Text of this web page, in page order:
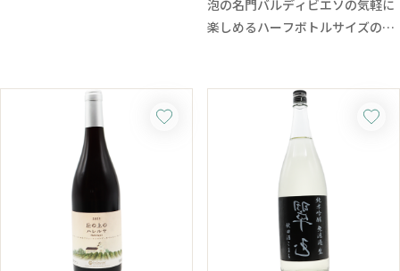
クや炭酸割り、お湯割りまで幅広
く楽しめ、アイスやシャーベット
などのデザートにかけるのもお勧
特にジンとの相性が抜群で、シン
プルにジン＋炭酸と一緒に割るだ
けで柚子香る爽快なジンカクテル
としてもお楽しみいただけます。
泡の名門バルディビエソの気軽に
楽しめるハーフボトルサイズのス
花のアロマ、キリッとした酸が魅
力の辛口スパークリングワインで
す！ 低価格ながら上質な味わい。
ふくよかな質感が特徴的で、心地
よい泡が立ち上がります。